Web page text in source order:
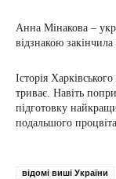
Анна Мінакова –
відзнакою
Історія
триває. Навіть
підготовку
подальшого
відомі виші України